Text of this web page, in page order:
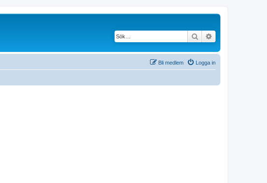
Sök
Logga in
Bli medlem